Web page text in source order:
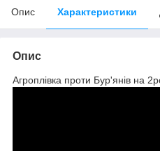
Опис Характеристики
Опис
Агроплівка проти Бур'янів на